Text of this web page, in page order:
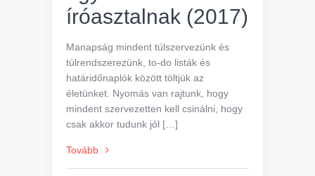
íróasztalnak (2017)
Manapság mindent túlszervezünk és
túlrendszerezünk, to-do listák és
határidőnaplók között töltjük az
életünket. Nyomás van rajtunk, hogy
mindent szervezetten kell csinálni, hogy
csak akkor tudunk jól […]
Tovább